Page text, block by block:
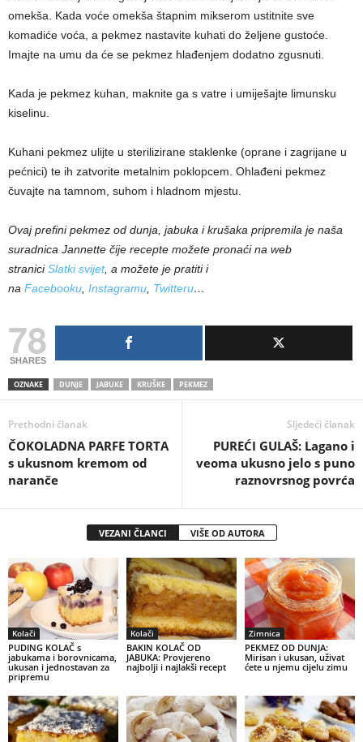
omekša. Kada voće omekša štapnim mikserom ustitnite sve
komadiće voća, a pekmez nastavite kuhati do željene gustoće.
Imajte na umu da će se pekmez hlađenjem dodatno zgusnuti.
Kada je pekmez kuhan, maknite ga s vatre i umiješajte limunsku
kiselinu.
Kuhani pekmez ulijte u sterilizirane staklenke (oprane i zagrijane u
pećnici) te ih zatvorite metalnim poklopcem. Ohlađeni pekmez
čuvajte na tamnom, suhom i hladnom mjestu.
Ovaj prefini pekmez od dunja, jabuka i krušaka pripremila je naša
suradnica Jannette čije recepte možete pronaći na web
straniciSlatki svijet, a možete je pratiti i
na Facebooku Instagramu Twitteru…
78
SHARES
OZNAKE DUNJE JABUKE KRUŠKE PEKMEZ
Prethodni članak
ČOKOLADNA PARFE TORTA
s ukusnom kremom od
naranče
Sljedeći članak
PUREĆI GULAŠ: Lagano i
veoma ukusno jelo s puno
raznovrsnog povrća
VEZANI ČLANCI VIŠE OD AUTORA
Kolači
PUDING KOLAČ s
jabukama i borovnicama,
ukusan i jednostavan za
pripremu
Kolači
BAKIN KOLAČ OD
JABUKA: Provjereno
najbolji i najlakši recept
Zimnica
PEKMEZ OD DUNJA:
Mirisan i ukusan, uživat
ćete u njemu cijelu zimu